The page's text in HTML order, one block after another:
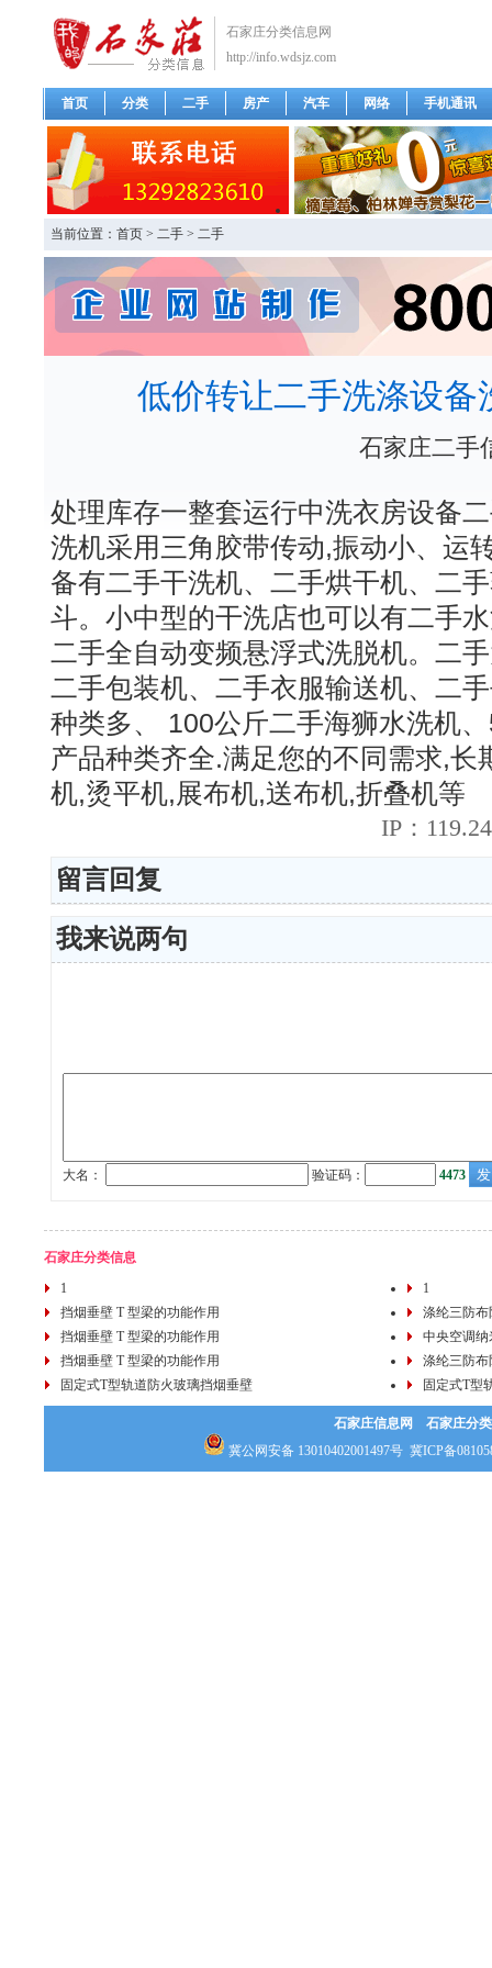
石家庄分类信息网
http://info.wdsjz.com
首页 分类 二手 房产 汽车 网络 手机通讯
当前位置： 首页 > 二手 > 二手
低价转让二手洗涤设备
石家庄二手
处理库存一整套运行中洗衣房设备
洗机采用三角胶带传动,振动小、运
备有二手干洗机、二手烘干机、二
斗。小中型的干洗店也可以有二手
二手全自动变频悬浮式洗脱机。二
二手包装机、二手衣服输送机、二
种类多、 100公斤二手海狮水洗机
产品种类齐全.满足您的不同需求,
机,烫平机,展布机,送布机,折叠机等
IP：
留言回复
我来说两句
大名： 验证码： 4473
石家庄分类信息
1
1
挡烟垂壁 T 型梁的功能作用
涤纶三防
挡烟垂壁 T 型梁的功能作用
中央空调
挡烟垂壁 T 型梁的功能作用
涤纶三防
固定式T型轨道防火玻璃挡烟垂壁
固定式T型
石家庄信息网
石家庄分
冀公网安备 13010402001497号 冀ICP备